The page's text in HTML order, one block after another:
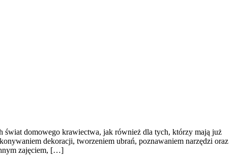
świat domowego krawiectwa, jak również dla tych, którzy mają już
dekoracji, tworzeniem ubrań, poznawaniem narzędzi oraz
zajęciem, […]